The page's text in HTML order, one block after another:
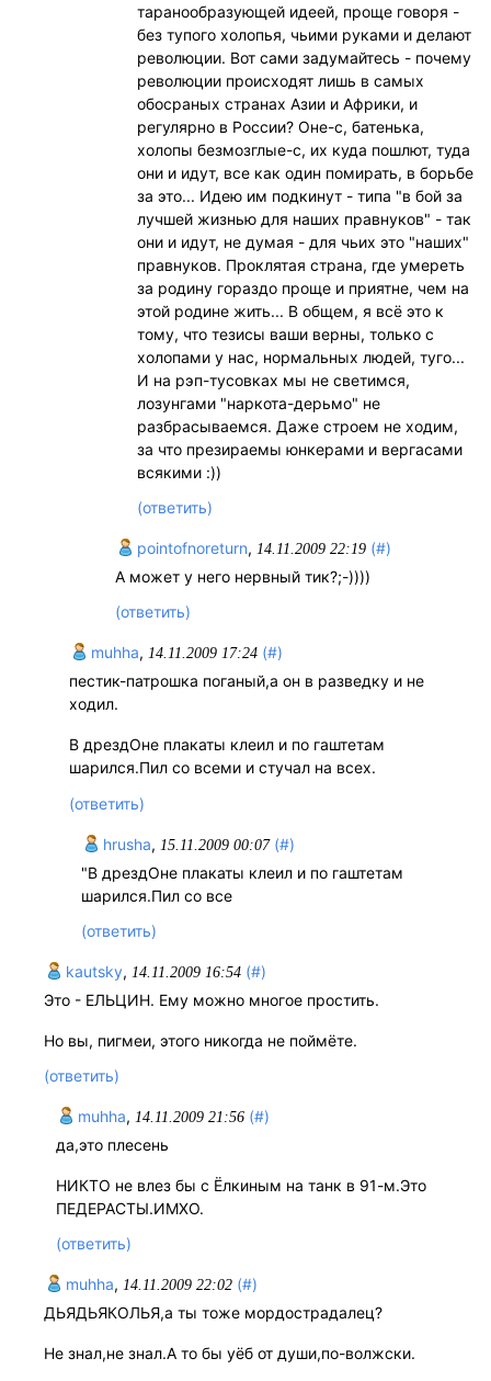
таранообразующей идеей, проще говоря -
без тупого холопья, чьими руками и делают
революции. Вот сами задумайтесь - почему
революции происходят лишь в самых
обосраных странах Азии и Африки, и
регулярно в России? Оне-с, батенька,
холопы безмозглые-с, их куда пошлют, туда
они и идут, все как один помирать, в борьбе
за это... Идею им подкинут - типа "в бой за
лучшей жизнью для наших правнуков" - так
они и идут, не думая - для чьих это "наших"
правнуков. Проклятая страна, где умереть
за родину гораздо проще и приятне, чем на
этой родине жить... В общем, я всё это к
тому, что тезисы ваши верны, только с
холопами у нас, нормальных людей, туго...
И на рэп-тусовках мы не светимся,
лозунгами "наркота-дерьмо" не
разбрасываемся. Даже строем не ходим,
за что презираемы юнкерами и вергасами
всякими :))
(ответить)
pointofnoreturn, 14.11.2009 22:19 (#)
А может у него нервный тик?;-))))
(ответить)
muhha, 14.11.2009 17:24 (#)
пестик-патрошка поганый,а он в разведку и не
ходил.
В дрездОне плакаты клеил и по гаштетам
шарился.Пил со всеми и стучал на всех.
(ответить)
hrusha, 15.11.2009 00:07 (#)
"В дрездОне плакаты клеил и по гаштетам
шарился.Пил со все
(ответить)
kautsky, 14.11.2009 16:54 (#)
Это - ЕЛЬЦИН. Ему можно многое простить.
Но вы, пигмеи, этого никогда не поймёте.
(ответить)
muhha, 14.11.2009 21:56 (#)
да,это плесень
НИКТО не влез бы с Ёлкиным на танк в 91-м.Это
ПЕДЕРАСТЫ.ИМХО.
(ответить)
muhha, 14.11.2009 22:02 (#)
ДЬЯДЬЯКОЛЬЯ,а ты тоже мордострадалец?
Не знал,не знал.А то бы уёб от души,по-волжски.